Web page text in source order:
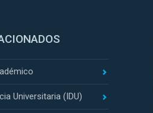
Universitaria (IDU)